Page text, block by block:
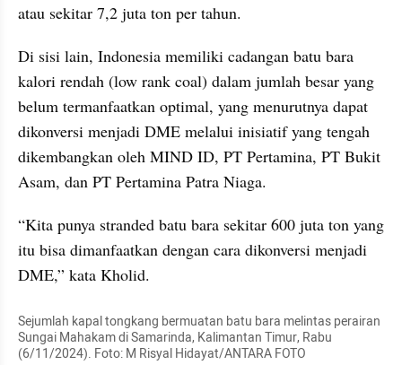
atau sekitar 7,2 juta ton per tahun.
Di sisi lain, Indonesia memiliki cadangan batu bara
kalori rendah (low rank coal) dalam jumlah besar yang
belum termanfaatkan optimal, yang menurutnya dapat
dikonversi menjadi DME melalui inisiatif yang tengah
dikembangkan oleh MIND ID, PT Pertamina, PT Bukit
Asam, dan PT Pertamina Patra Niaga.
“Kita punya stranded batu bara sekitar 600 juta ton yang
itu bisa dimanfaatkan dengan cara dikonversi menjadi
DME,” kata Kholid.
Sejumlah kapal tongkang bermuatan batu bara melintas perairan
Sungai Mahakam di Samarinda, Kalimantan Timur, Rabu
(6/11/2024). Foto: M Risyal Hidayat/ANTARA FOTO